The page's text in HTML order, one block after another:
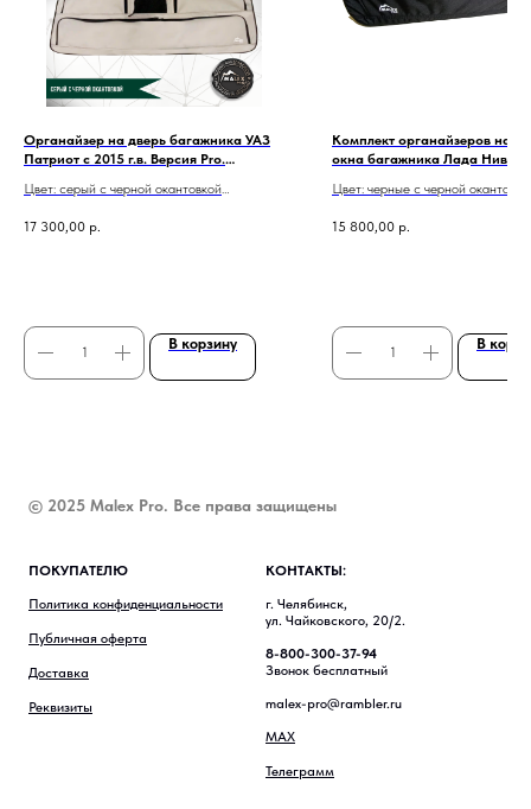
Органайзер на дверь багажника УАЗ
Патриот с 2015 г.в. Версия Pro.
Цвет: серый с черной окантовкой
Установка через сверление, вытяжными
17 300,00 р.
В корзину
Комплект органайзеров на
окна багажника Лада Нива
Цвет: черные с черной
Бесплатная доставка по всей
15 800,00 р.
В
© 2025 Malex Pro. Все права защищены
ПОКУПАТЕЛЮ
Политика конфиденциальности
Публичная оферта
Доставка
Реквизиты
КОНТАКТЫ:
г. Челябинск,
ул. Чайковского, 20/2.
8-800-300-37-94
Звонок бесплатный
malex-pro@rambler.ru
MAX
Телеграмм